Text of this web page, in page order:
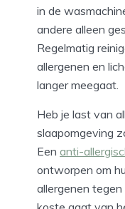
in de
andere alleen
Regelmatig
allergenen en
langer meegaat.
Heb je last van
slaapomgeving
Een anti-
ontworpen om
allergenen